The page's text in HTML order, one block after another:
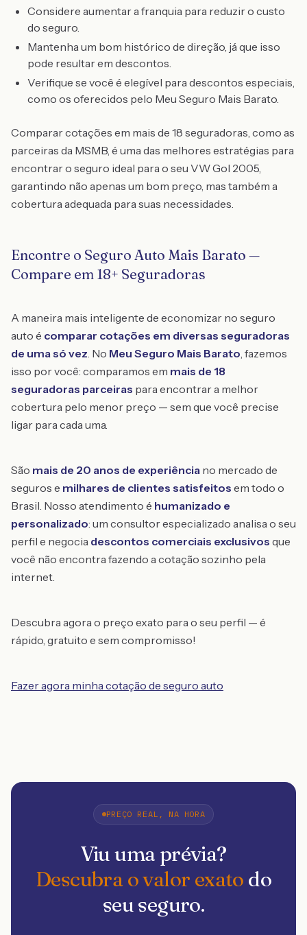
Considere aumentar a franquia para reduzir o custo
do seguro.
Mantenha um bom histórico de direção, já que isso
pode resultar em descontos.
Verifique se você é elegível para descontos especiais,
como os oferecidos pelo Meu Seguro Mais Barato.
Comparar cotações em mais de 18 seguradoras, como as
parceiras da MSMB, é uma das melhores estratégias para
encontrar o seguro ideal para o seu VW Gol 2005,
garantindo não apenas um bom preço, mas também a
cobertura adequada para suas necessidades.
Encontre o Seguro Auto Mais Barato —
Compare em 18+ Seguradoras
A maneira mais inteligente de economizar no seguro
auto é comparar cotações em diversas seguradoras
de uma só vez. No Meu Seguro Mais Barato, fazemos
isso por você: comparamos em mais de 18
seguradoras parceiras para encontrar a melhor
cobertura pelo menor preço — sem que você precise
ligar para cada uma.
São mais de 20 anos de experiência no mercado de
seguros e milhares de clientes satisfeitos em todo o
Brasil. Nosso atendimento é humanizado e
personalizado: um consultor especializado analisa o seu
perfil e negocia descontos comerciais exclusivos que
você não encontra fazendo a cotação sozinho pela
internet.
Descubra agora o preço exato para o seu perfil — é
rápido, gratuito e sem compromisso!
Fazer agora minha cotação de seguro auto
PREÇO REAL, NA HORA
Viu uma prévia?
Descubra o valor exato do
seu seguro.